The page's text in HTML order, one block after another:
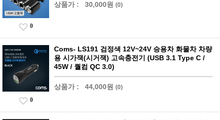
상품가 : 30,000원 (0)
0
Coms- LS191 검정색 12V~24V 승용차 화물차 차량
용 시가잭(시거잭) 고속충전기 (USB 3.1 Type C /
45W / 퀄컴 QC 3.0)
상품가 : 44,000원 (0)
0